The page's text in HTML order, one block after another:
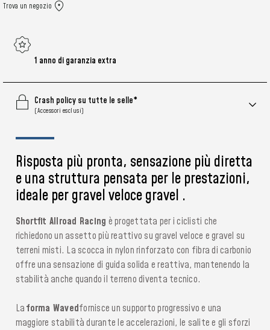
Trova un negozio
1 anno di garanzia extra
Crash policy su tutte le selle*
(Accessori esclusi)
Risposta più pronta, sensazione più diretta
e una struttura pensata per le prestazioni,
ideale per gravel veloce gravel .
Shortfit Allroad Racing è progettata per i ciclisti che
richiedono un assetto più reattivo su gravel veloce e gravel su
terreni misti. La scocca in nylon rinforzato con fibra di carbonio
offre una sensazione di guida solida e reattiva, mantenendo la
stabilità anche quando il terreno diventa tecnico.
Laforma Wavedfornisce un supporto progressivo e una
maggiore stabilità durante le accelerazioni, le salite e gli sforzi